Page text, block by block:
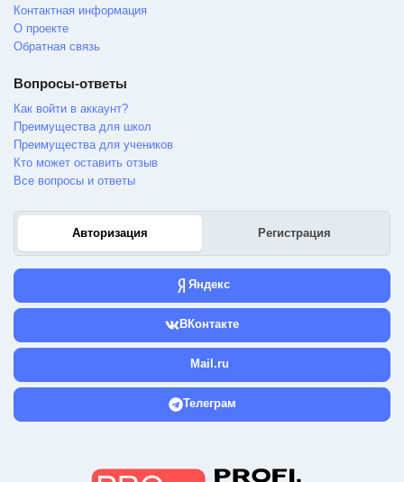
Контактная информация
О проекте
Обратная связь
Вопросы-ответы
Как войти в аккаунт?
Преимущества для школ
Преимущества для учеников
Кто может оставить отзыв
Все вопросы и ответы
Авторизация Регистрация
Яндекс
ВКонтакте
Mail.ru
Телеграм